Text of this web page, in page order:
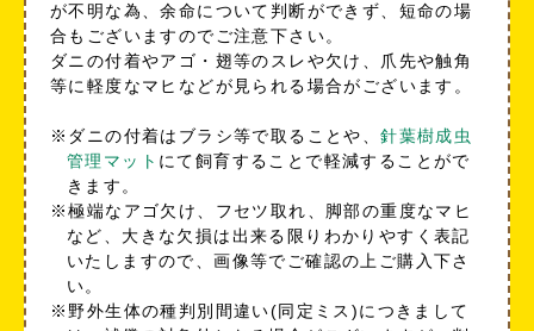
が不明な為、余命について判断ができず、短命の場
合もございますのでご注意下さい。
ダニの付着やアゴ・翅等のスレや欠け、爪先や触角
等に軽度なマヒなどが見られる場合がございます。
※ダニの付着はブラシ等で取ることや、針葉樹成虫
管理マット にて飼育することで軽減することがで
きます。
※極端なアゴ欠け、フセツ取れ、脚部の重度なマヒ
など、大きな欠損は出来る限りわかりやすく表記
いたしますので、画像等でご確認の上ご購入下さ
い。
※野外生体の種判別間違い(同定ミス)につきまして